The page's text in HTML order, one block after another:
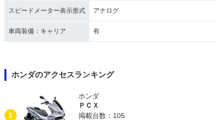
スピードメーター表示形式 アナログ
車両装備：キャリア 有
ホンダのアクセスランキング
1
ホンダ
ＰＣＸ
掲載台数：105